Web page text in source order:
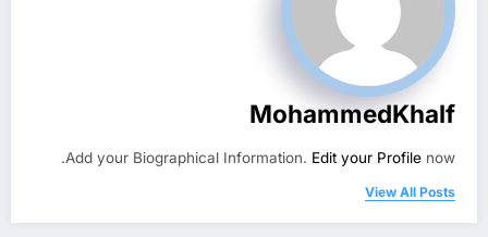
MohammedKhalf
Add your Biographical Information. Edit your Profile now.
View All Posts